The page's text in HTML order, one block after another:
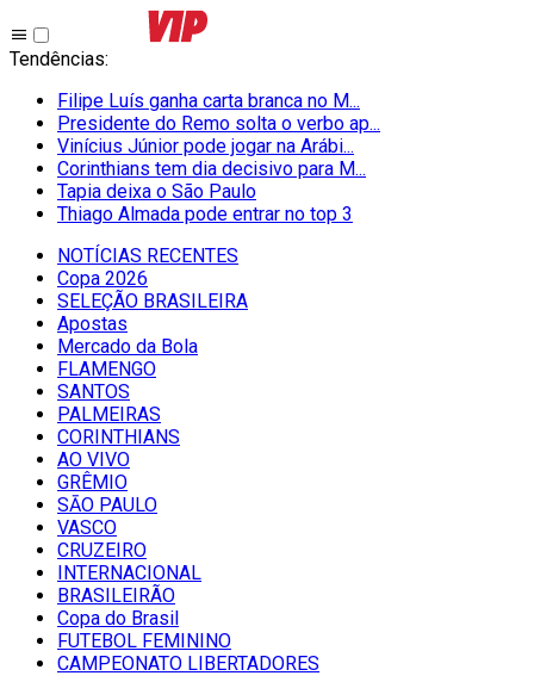
Tendências:
Filipe Luís ganha carta branca no M...
Presidente do Remo solta o verbo ap...
Vinícius Júnior pode jogar na Arábi...
Corinthians tem dia decisivo para M...
Tapia deixa o São Paulo
Thiago Almada pode entrar no top 3
NOTÍCIAS RECENTES
Copa 2026
SELEÇÃO BRASILEIRA
Apostas
Mercado da Bola
FLAMENGO
SANTOS
PALMEIRAS
CORINTHIANS
AO VIVO
GRÊMIO
SĀO PAULO
VASCO
CRUZEIRO
INTERNACIONAL
BRASILEIRÃO
Copa do Brasil
FUTEBOL FEMININO
CAMPEONATO LIBERTADORES